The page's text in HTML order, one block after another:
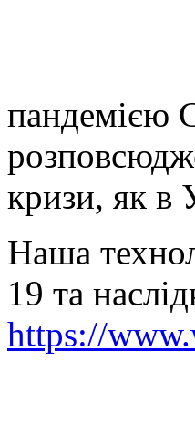
пандемією
кризи, як в
Наша
19 та
https://